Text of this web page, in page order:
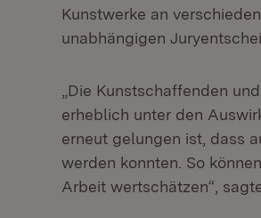
Kunstwerke an
unabhängigen
„Die Kunstschaffenden
erheblich unter den
erneut gelungen ist, dass
werden konnten. So
Arbeit wertschätzen“,